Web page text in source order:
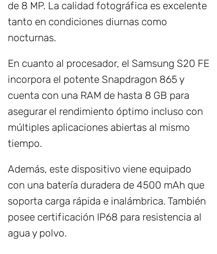
de 8 MP. La calidad fotográfica es excelente
tanto en condiciones diurnas como
nocturnas.
En cuanto al procesador, el Samsung S20 FE
incorpora el potente Snapdragon 865 y
cuenta con una RAM de hasta 8 GB para
asegurar el rendimiento óptimo incluso con
múltiples aplicaciones abiertas al mismo
tiempo.
Además, este dispositivo viene equipado
con una batería duradera de 4500 mAh que
soporta carga rápida e inalámbrica. También
posee certificación IP68 para resistencia al
agua y polvo.